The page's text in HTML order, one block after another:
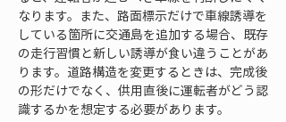
なります。また、路面標示だけで車線誘導を
している箇所に交通島を追加する場合、既存
の走行習慣と新しい誘導が食い違うことがあ
ります。道路構造を変更するときは、完成後
の形だけでなく、供用直後に運転者がどう認
識するかを想定する必要があります。